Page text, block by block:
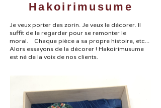
Hakoirimusume
Je veux porter des zorin. Je veux le décorer. Il
suffit de le regarder pour se remonter le
moral. Chaque pièce a sa propre histoire, etc...
Alors essayons de la décorer ! Hakoirimusume
est né de la voix de nos clients.